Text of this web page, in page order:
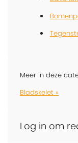
Meer in deze
Bladskelet »
Log in om